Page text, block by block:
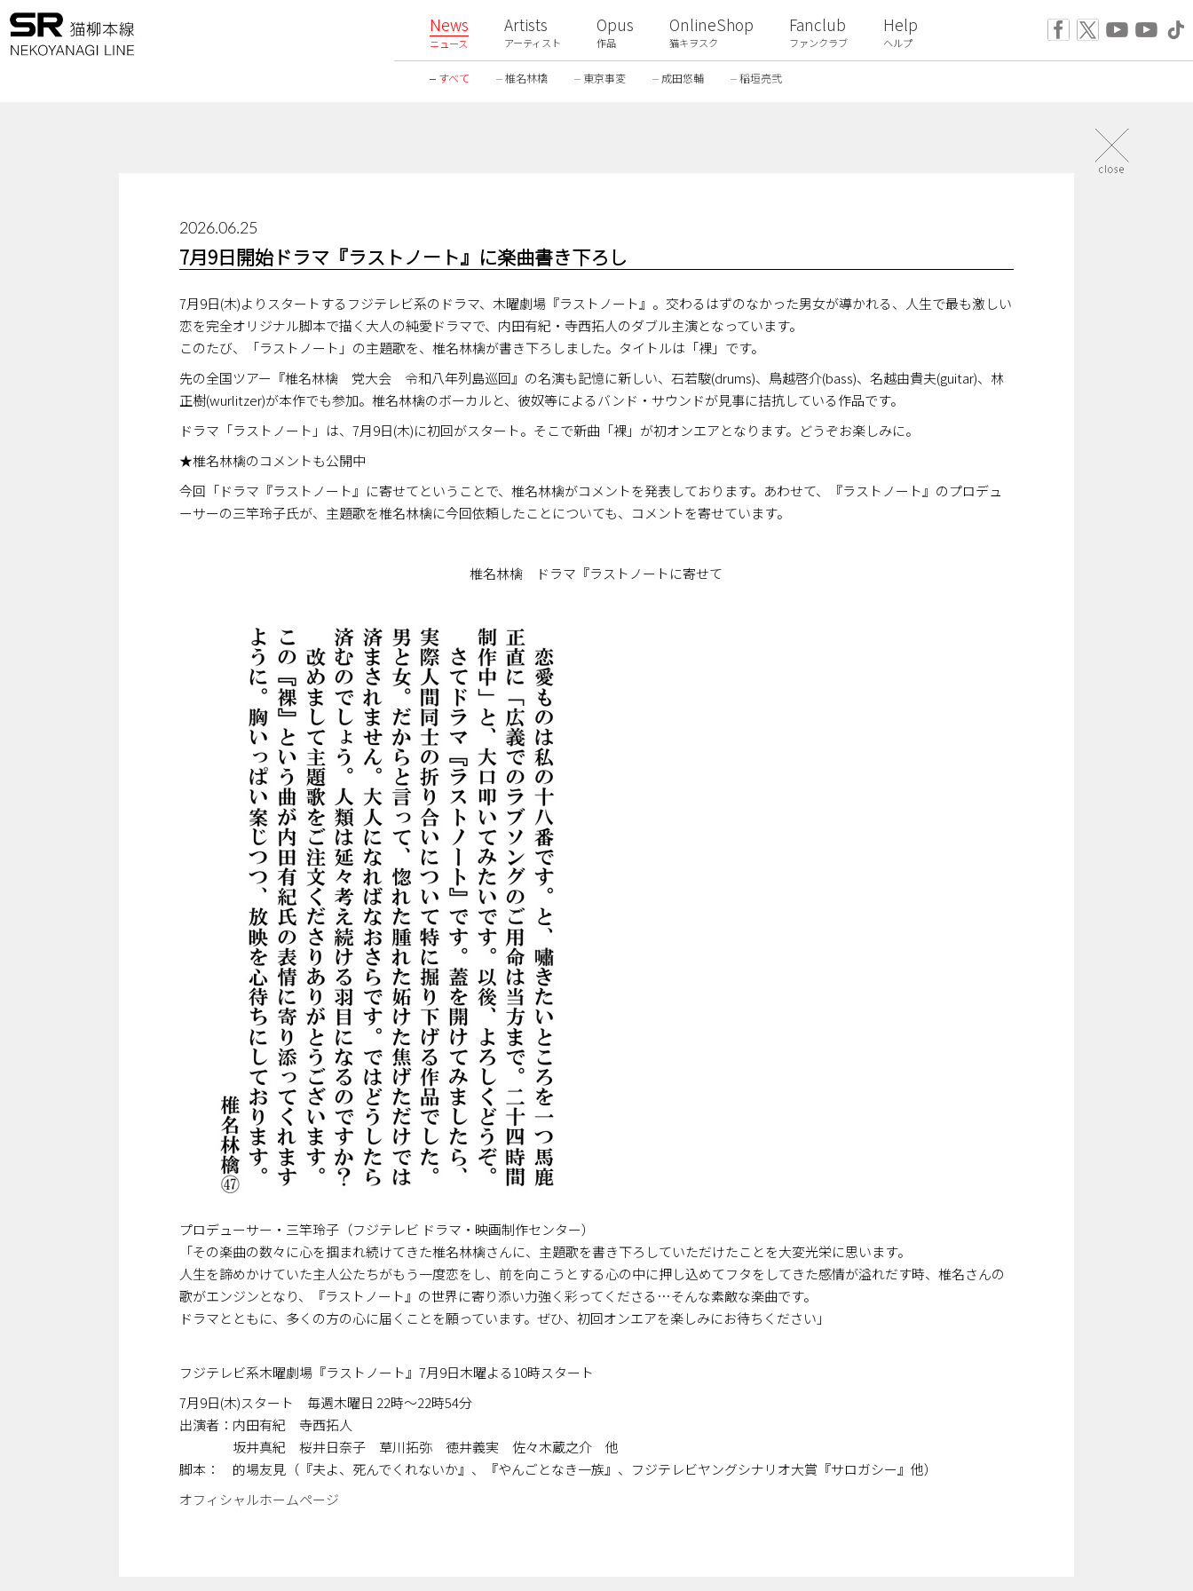
News
ニュース
Artists
アーティスト
Opus
作品
OnlineShop
猫キヲスク
Fanclub
ファンクラブ
Help
ヘルプ
すべて 椎名林檎 東京事変 成田悠輔 稲垣亮弐
2026.06.25
7月9日開始ドラマ『ラストノート』に楽曲書き下ろし
7月9日(木)よりスタートするフジテレビ系のドラマ、木曜劇場『ラストノート』。交わるはずのなかった男女が導かれる、人生で最も激しい
恋を完全オリジナル脚本で描く大人の純愛ドラマで、内田有紀・寺西拓人のダブル主演となっています。
このたび、「ラストノート」の主題歌を、椎名林檎が書き下ろしました。タイトルは「裸」です。
先の全国ツアー『椎名林檎 党大会 令和八年列島巡回』の名演も記憶に新しい、石若駿(drums)、鳥越啓介(bass)、名越由貴夫(guitar)、林
正樹(wurlitzer)が本作でも参加。椎名林檎のボーカルと、彼奴等によるバンド・サウンドが見事に拮抗している作品です。
ドラマ「ラストノート」は、7月9日(木)に初回がスタート。そこで新曲「裸」が初オンエアとなります。どうぞお楽しみに。
★椎名林檎のコメントも公開中
今回「ドラマ『ラストノート』に寄せてということで、椎名林檎がコメントを発表しております。あわせて、『ラストノート』のプロデュ
ーサーの三竿玲子氏が、主題歌を椎名林檎に今回依頼したことについても、コメントを寄せています。
椎名林檎 ドラマ『ラストノートに寄せて
プロデューサー・三竿玲子（フジテレビ ドラマ・映画制作センター）
「その楽曲の数々に心を掴まれ続けてきた椎名林檎さんに、主題歌を書き下ろしていただけたことを大変光栄に思います。
人生を諦めかけていた主人公たちがもう一度恋をし、前を向こうとする――心の中に押し込めてフタをしてきた感情が溢れだす時、椎名さんの
歌がエンジンとなり、『ラストノート』の世界に寄り添い力強く彩ってくださる…そんな素敵な楽曲です。
ドラマとともに、多くの方の心に届くことを願っています。ぜひ、初回オンエアを楽しみにお待ちください」
フジテレビ系木曜劇場『ラストノート』7月9日木曜よる10時スタート
7月9日(木)スタート 毎週木曜日 22時～22時54分
出演者：内田有紀 寺西拓人
坂井真紀 桜井日奈子 草川拓弥 徳井義実 佐々木蔵之介 他
脚本： 的場友見（『夫よ、死んでくれないか』、『やんごとなき一族』、フジテレビヤングシナリオ大賞『サロガシー』他）
オフィシャルホームページ